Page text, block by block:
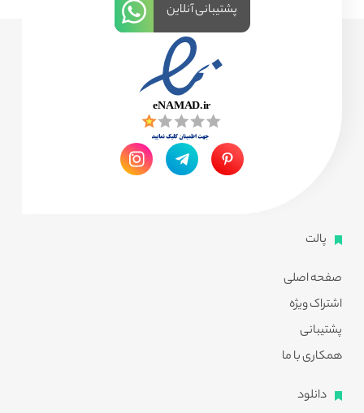
پالت
صفحه اصلی
اشتراک ویژه
پشتیبانی
همکاری با ما
دانلود
پشتیبانی آنلاین